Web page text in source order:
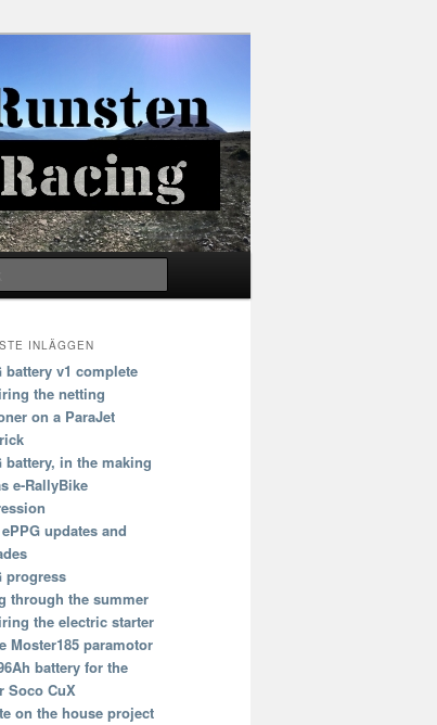
INLÄGGEN
battery v1 complete
the netting
on a ParaJet
battery, in the making
e-RallyBike
updates and
progress
through the summer
the electric starter
Moster185 paramotor
battery for the
Soco CuX
on the house project